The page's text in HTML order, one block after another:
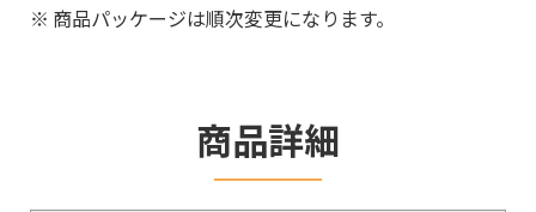
※ 商品パッケージは順次変更になります。
商品詳細